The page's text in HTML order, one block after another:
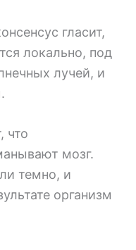
гласит,
локально, под
лучей, и
что
мозг.
темно, и
организм